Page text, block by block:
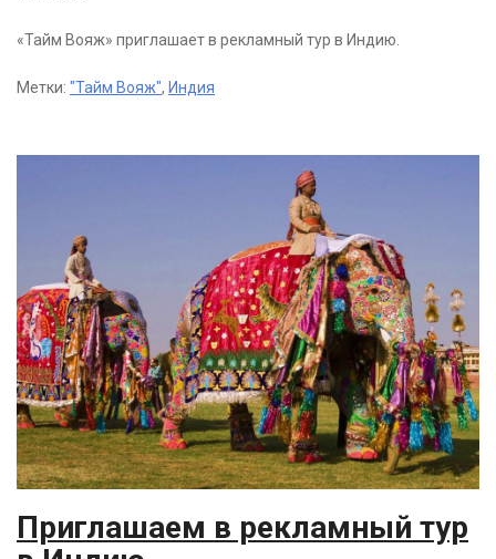
«Тайм Вояж» приглашает в рекламный тур в Индию.
Метки: "Тайм Вояж", Индия
Приглашаем в рекламный тур